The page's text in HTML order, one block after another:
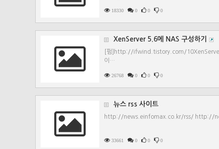
18330 0 0 0
XenServer 5.6에 NAS 구성하기
[펌]http://ifwind.tistory.com/10XenServer
이…
26768 0 0 0
뉴스 rss 사이트
http://news.einfomax.co.kr/rss/ http://
33661 0 0 0